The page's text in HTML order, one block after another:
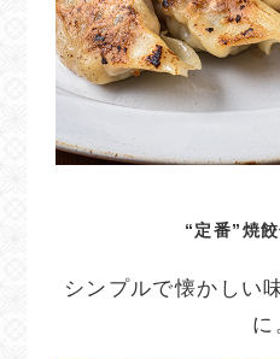
“定番”焼
シンプルで懐かしい
に